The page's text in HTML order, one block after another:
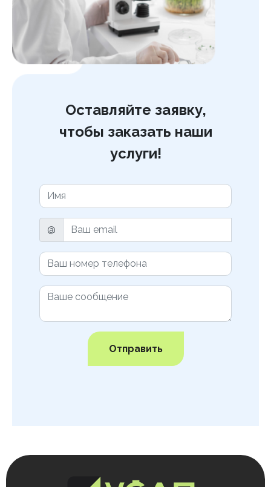
Оставляйте заявку,
чтобы заказать наши
услуги!
@
Отправить